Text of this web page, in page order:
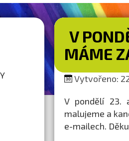
V
MÁME
Vytvořeno:
V pondělí 23.
malujeme a
e-mailech.